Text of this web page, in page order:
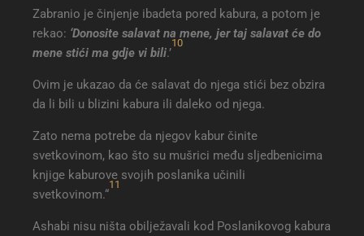
Zabranio je činjenje ibadeta pored kabura, a potom je
rekao: ‘Donosite salavat na mene, jer taj salavat će do
mene stići ma gdje vi bili.’
10
Ovim je ukazao da će salavat do njega stići bez obzira
da li bili u blizini kabura ili daleko od njega.
Zato nema potrebe da njegov kabur činite
svetkovinom, kao što su mušrici među sljedbenicima
knjige kaburove svojih poslanika učinili
svetkovinom.“
11
Ashabi nisu ništa obilježavali kod Poslanikovog kabura